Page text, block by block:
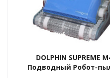
DOLPHIN SUPREME
Подводный Робот-